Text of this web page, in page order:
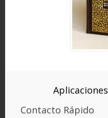
Aplicaciones
Contacto Rápido